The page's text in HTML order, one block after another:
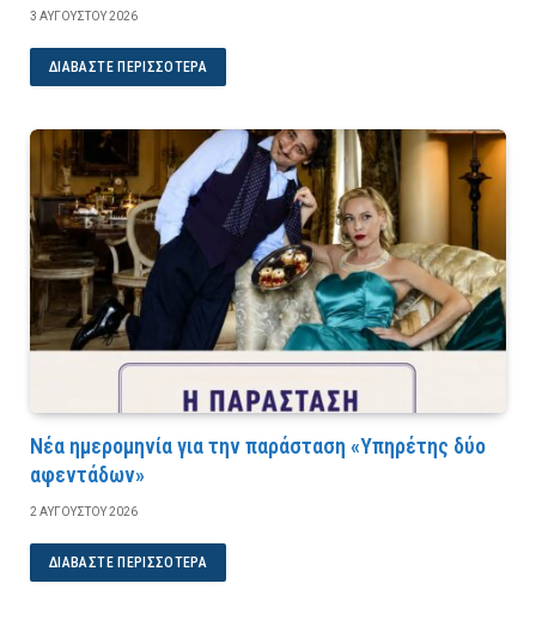
3 ΑΥΓΟΎΣΤΟΥ 2026
ΔΙΑΒΆΣΤΕ ΠΕΡΙΣΣΌΤΕΡΑ
Νέα ημερομηνία για την παράσταση «Υπηρέτης δύο
αφεντάδων»
2 ΑΥΓΟΎΣΤΟΥ 2026
ΔΙΑΒΆΣΤΕ ΠΕΡΙΣΣΌΤΕΡΑ